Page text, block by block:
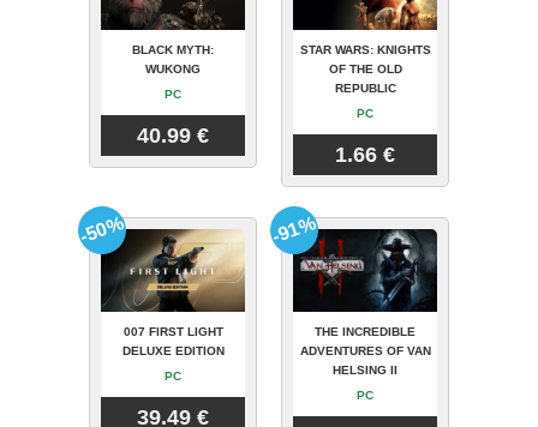
BLACK MYTH:
WUKONG
PC
40.99 €
STAR WARS: KNIGHTS
OF THE OLD
REPUBLIC
PC
1.66 €
007 FIRST LIGHT
DELUXE EDITION
PC
39.49 €
-50%
THE INCREDIBLE
ADVENTURES OF VAN
HELSING II
PC
-91%